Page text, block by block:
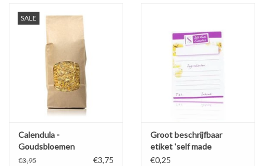
SALE
Calendula -
Goudsbloemen
€3,95 €3,75
Groot beschrijfbaar
etiket 'self made
cosmetics'
€0,25